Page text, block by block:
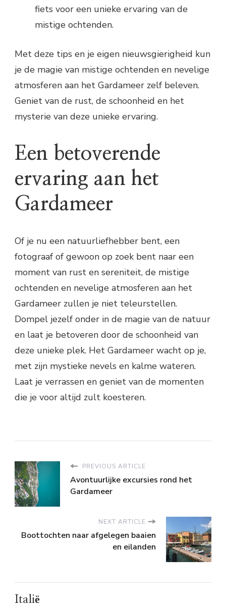
fiets voor een unieke ervaring van de
mistige ochtenden.
Met deze tips en je eigen nieuwsgierigheid kun
je de magie van mistige ochtenden en nevelige
atmosferen aan het Gardameer zelf beleven.
Geniet van de rust, de schoonheid en het
mysterie van deze unieke ervaring.
Een betoverende
ervaring aan het
Gardameer
Of je nu een natuurliefhebber bent, een
fotograaf of gewoon op zoek bent naar een
moment van rust en sereniteit, de mistige
ochtenden en nevelige atmosferen aan het
Gardameer zullen je niet teleurstellen.
Dompel jezelf onder in de magie van de natuur
en laat je betoveren door de schoonheid van
deze unieke plek. Het Gardameer wacht op je,
met zijn mystieke nevels en kalme wateren.
Laat je verrassen en geniet van de momenten
die je voor altijd zult koesteren.
PREVIOUS ARTICLE
Avontuurlijke excursies rond het
Gardameer
NEXT ARTICLE
Boottochten naar afgelegen baaien
en eilanden
Italië